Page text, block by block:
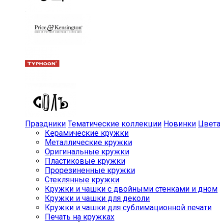
Праздники Тематические коллекции Новинки Цвета
Керамические кружки
Металлические кружки
Оригинальные кружки
Пластиковые кружки
Прорезиненные кружки
Стеклянные кружки
Кружки и чашки с двойными стенками и дном
Кружки и чашки для деколи
Кружки и чашки для сублимационной печати
Печать на кружках